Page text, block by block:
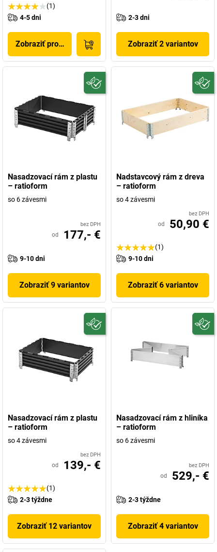
(1)
4-5 dni
Zobraziť produkt
2-3 dni
Zobraziť 2 variantov
Nasadzovací rám z plastu
– ratioform
so 6 závesmi
bez DPH
od 177,- €
9-10 dni
Zobraziť 9 variantov
Nadstavcový rám z dreva
– ratioform
so 4 závesmi
bez DPH
od 50,90 €
(1)
9-10 dni
Zobraziť 6 variantov
Nasadzovací rám z plastu
– ratioform
so 4 závesmi
bez DPH
od 139,- €
(1)
2-3 týždne
Zobraziť 12 variantov
Nasadzovací rám z hliníka
– ratioform
so 6 závesmi
bez DPH
od 529,- €
2-3 týždne
Zobraziť 4 variantov